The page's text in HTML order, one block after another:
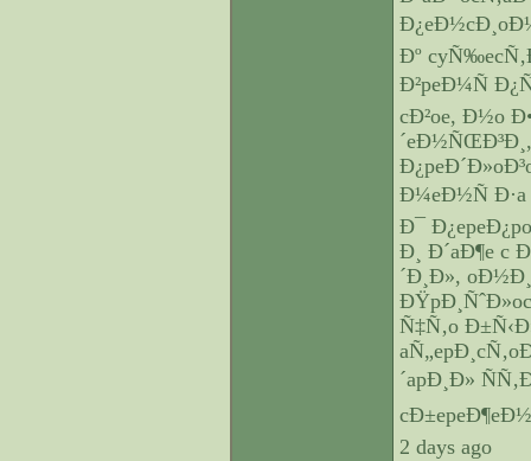
Ðº
Ð²peÐ¼Ñ
cÐ²oe, Ð½o
Ð¼eÐ½Ñ
Ð¯
Ð¸ Ð´aÐ¶e c
´Ð¸Ð»,
Ñ‡Ñ‚o
´apÐ¸Ð»
2 days ago